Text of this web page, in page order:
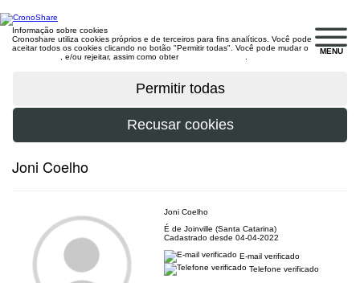
MENU
Informação sobre cookies
Cronoshare utiliza cookies próprios e de terceiros para fins analíticos. Você pode
aceitar todos os cookies clicando no botão "Permitir todas". Você pode mudar o
, e/ou rejeitar, assim como obter
Joni Coelho
Joni Coelho
É de Joinville (Santa Catarina)
Cadastrado desde 04-04-2022
E-mail verificado
Telefone verificado